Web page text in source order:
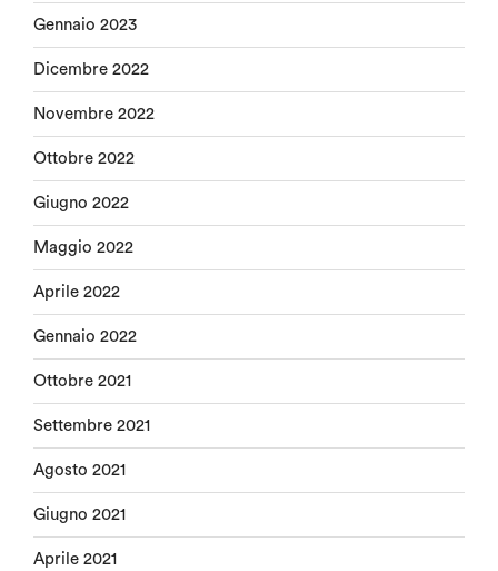
Gennaio 2023
Dicembre 2022
Novembre 2022
Ottobre 2022
Giugno 2022
Maggio 2022
Aprile 2022
Gennaio 2022
Ottobre 2021
Settembre 2021
Agosto 2021
Giugno 2021
Aprile 2021